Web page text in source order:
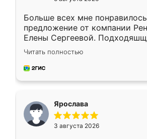
Больше всех мне понравилось
предложение от компании
Елены Сергеевой.
короткие сроки
для замера сотрудник
предложил по моему эскизу
Читать полностью
Ярослава
3 августа 2026